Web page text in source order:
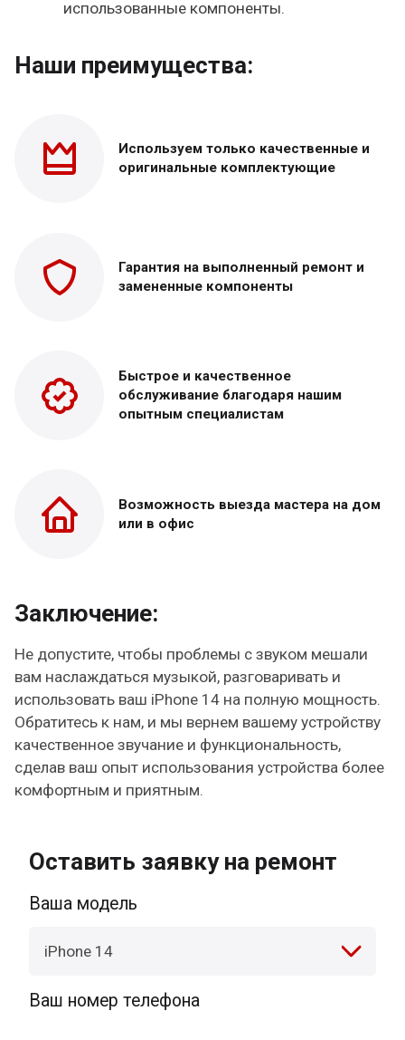
использованные компоненты.
Наши преимущества:
Используем только качественные и
оригинальные комплектующие
Гарантия на выполненный ремонт и
замененные компоненты
Быстрое и качественное
обслуживание благодаря нашим
опытным специалистам
Возможность выезда мастера на дом
или в офис
Заключение:
Не допустите, чтобы проблемы с звуком мешали
вам наслаждаться музыкой, разговаривать и
использовать ваш iPhone 14 на полную мощность.
Обратитесь к нам, и мы вернем вашему устройству
качественное звучание и функциональность,
сделав ваш опыт использования устройства более
комфортным и приятным.
Оставить заявку на ремонт
Ваша модель
iPhone 14
Ваш номер телефона